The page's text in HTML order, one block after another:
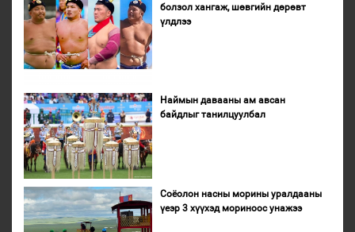
болзол хангаж, шөвгийн дөрөвт
үлдлээ
Наймын давааны ам авсан
байдлыг танилцуулбал
Соёолон насны морины уралдааны
үеэр 3 хүүхэд мориноос унажээ